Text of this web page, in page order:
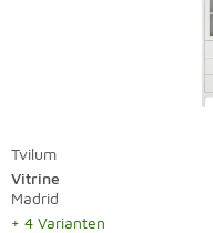
Tvilum
Vitrine
Madrid
+ 4 Varianten